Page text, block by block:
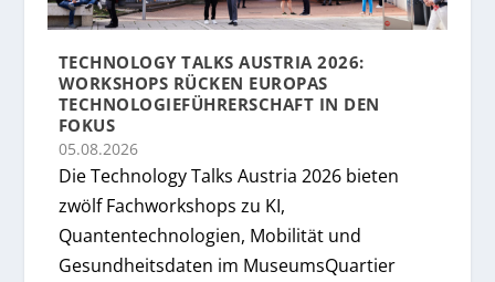
TECHNOLOGY TALKS AUSTRIA 2026:
WORKSHOPS RÜCKEN EUROPAS
TECHNOLOGIEFÜHRERSCHAFT IN DEN
FOKUS
05.08.2026
Die Technology Talks Austria 2026 bieten
zwölf Fachworkshops zu KI,
Quantentechnologien, Mobilität und
Gesundheitsdaten im MuseumsQuartier